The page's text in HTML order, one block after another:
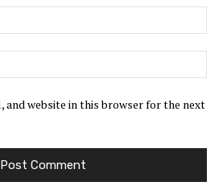
and website in this browser for the next